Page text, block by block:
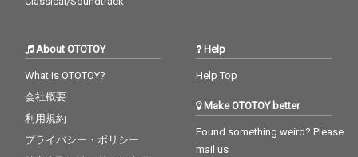
About OTOTOY
What is OTOTOY?
会社概要
利用規約
プライバシー・ポリシー
Help
Help Top
Make OTOTOY better
Found something weird? Please
mail us